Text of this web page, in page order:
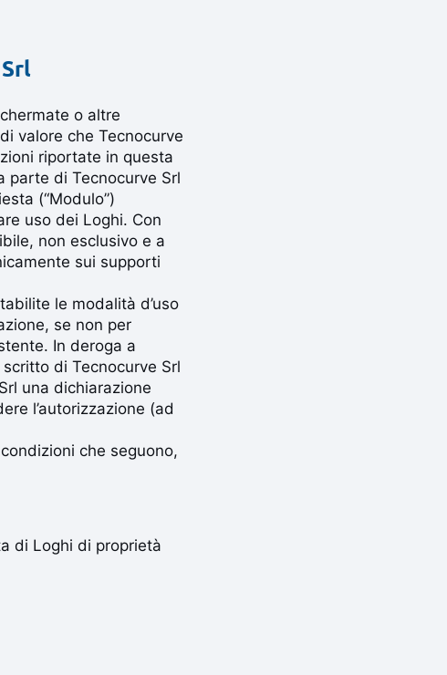
o altre
valore che Tecnocurve
riportate in questa
parte di Tecnocurve Srl
(“Modulo”)
uso dei Loghi. Con
non esclusivo e a
sui supporti
le modalità d’uso
se non per
In deroga a
di Tecnocurve Srl
una dichiarazione
l’autorizzazione (ad
che seguono,
di Loghi di proprietà